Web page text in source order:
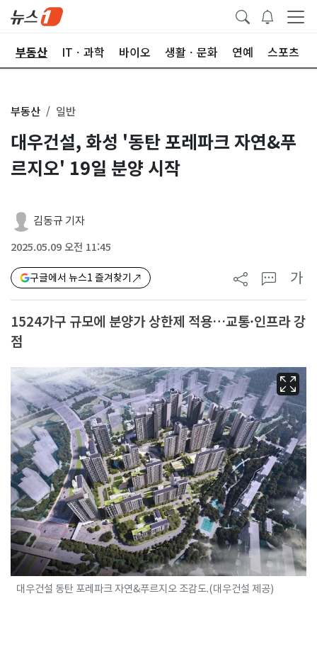
부동산 ITㆍ과학 바이오 생활ㆍ문화 연예 스포츠
부동산 일반
대우건설, 화성 '동탄 포레파크 자연&푸
르지오' 19일 분양 시작
김동규 기자
2025.05.09 오전 11:45
구글에서 뉴스1 즐겨찾기 가
1524가구 규모에 분양가 상한제 적용…교통·인프라 강
점
대우건설 동탄 포레파크 자연&푸르지오 조감도.(대우건설 제공)